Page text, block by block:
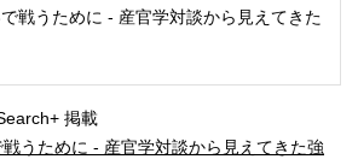
戦うために - 産官学対談から見えてきた
掲載
うために - 産官学対談から見えてきた強